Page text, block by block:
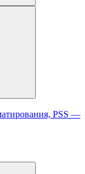
PSS —